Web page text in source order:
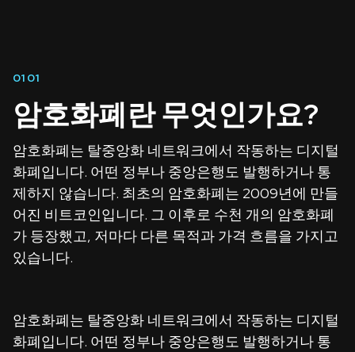
01 01
암호화폐란 무엇인가요?
암호화폐는 탈중앙화 네트워크에서 작동하는 디지털
화폐입니다. 어떤 정부나 중앙은행도 발행하거나 통
제하지 않습니다. 최초의 암호화폐는 2009년에 만들
어진 비트코인입니다. 그 이후로 수천 개의 암호화폐
가 등장했고, 저마다 다른 목적과 가격 흐름을 가지고
있습니다.
암호화폐는 탈중앙화 네트워크에서 작동하는 디지털
화폐입니다. 어떤 정부나 중앙은행도 발행하거나 통